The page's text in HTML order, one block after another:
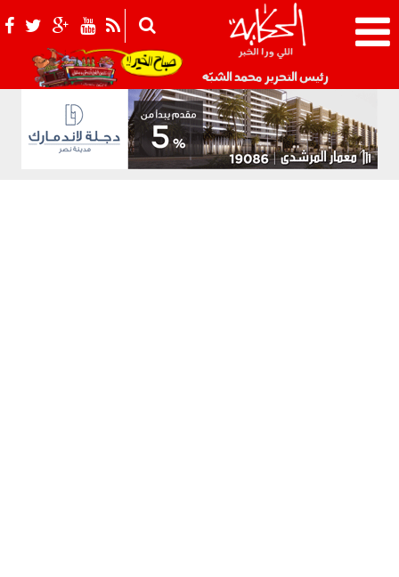
رئيس التحرير محمد الشبّه 021_2.png